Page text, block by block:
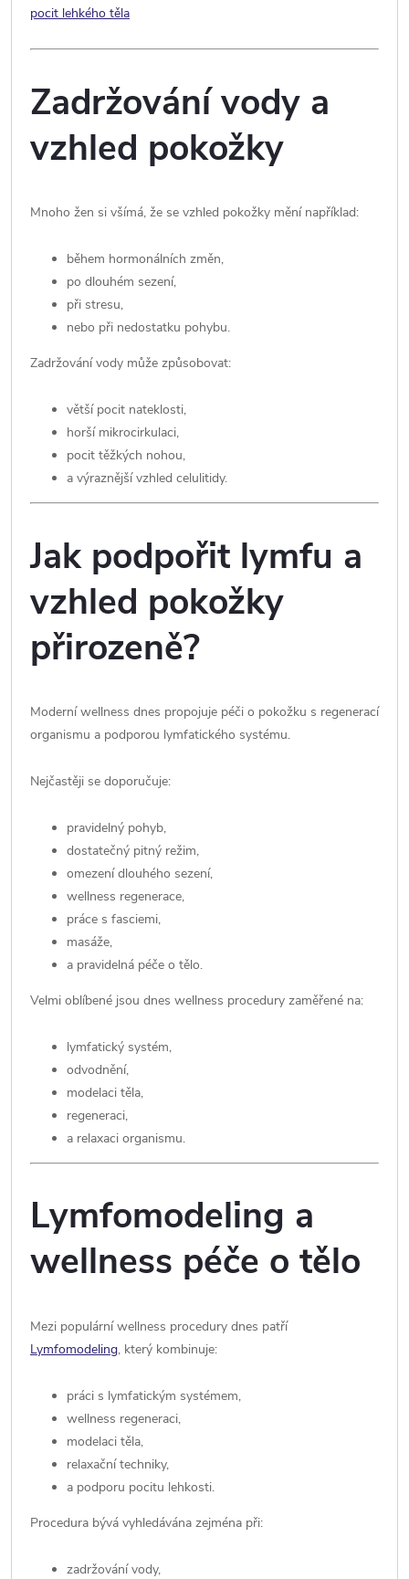
pocit lehkého těla
Zadržování vody a
vzhled pokožky
Mnoho žen si všímá, že se vzhled pokožky mění například:
během hormonálních změn,
po dlouhém sezení,
při stresu,
nebo při nedostatku pohybu.
Zadržování vody může způsobovat:
větší pocit nateklosti,
horší mikrocirkulaci,
pocit těžkých nohou,
a výraznější vzhled celulitidy.
Jak podpořit lymfu a
vzhled pokožky
přirozeně?
Moderní wellness dnes propojuje péči o pokožku s regenerací
organismu a podporou lymfatického systému.
Nejčastěji se doporučuje:
pravidelný pohyb,
dostatečný pitný režim,
omezení dlouhého sezení,
wellness regenerace,
práce s fasciemi,
masáže,
a pravidelná péče o tělo.
Velmi oblíbené jsou dnes wellness procedury zaměřené na:
lymfatický systém,
odvodnění,
modelaci těla,
regeneraci,
a relaxaci organismu.
Lymfomodeling a
wellness péče o tělo
Mezi populární wellness procedury dnes patří
Lymfomodeling, který kombinuje:
práci s lymfatickým systémem,
wellness regeneraci,
modelaci těla,
relaxační techniky,
a podporu pocitu lehkosti.
Procedura bývá vyhledávána zejména při:
zadržování vody,